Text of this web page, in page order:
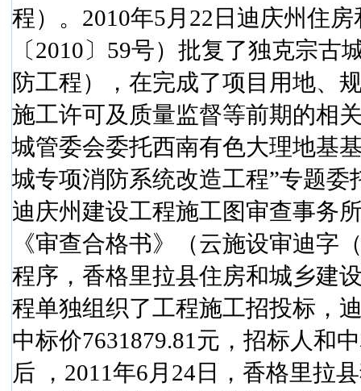
程）。 2010年5月 22 日 迪庆州住
〔2010〕 59号）批复了独克宗古
防工程），在完成了项目用地、
施工许可及质量监督等前期的相
城管委会委托西南有色大理地基
城专项消防系统改造工程”专题
迪庆州建设工程施工图审查事务
《审查合格书》（云施设审迪字
程序，香格里拉县住房和城乡建
程单独组织了工程施工招投标，
中标价7631879.81 元，招标人和
后
， 2011年6月 24 日
，香格里拉